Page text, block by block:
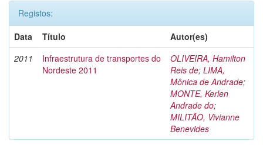
Registos:
Data
Título
Autor(es)
2011
Infraestrutura de transportes do
Nordeste 2011
OLIVEIRA, Hamilton
Reis de; LIMA,
Mônica de Andrade;
MONTE, Kerlen
Andrade do;
MILITÃO, Vivianne
Benevides